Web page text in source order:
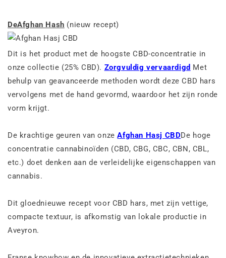
DeAfghan Hash (nieuw recept)
Dit is het product met de hoogste CBD-concentratie in
onze collectie (25% CBD). Zorgvuldig vervaardigd Met
behulp van geavanceerde methoden wordt deze CBD hars
vervolgens met de hand gevormd, waardoor het zijn ronde
vorm krijgt.
De krachtige geuren van onzeAfghan Hasj CBDDe hoge
concentratie cannabinoïden (CBD, CBG, CBC, CBN, CBL,
etc.) doet denken aan de verleidelijke eigenschappen van
cannabis.
Dit gloednieuwe recept voor CBD hars, met zijn vettige,
compacte textuur, is afkomstig van lokale productie in
Aveyron.